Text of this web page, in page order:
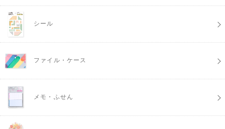
シール
ファイル・ケース
メモ・ふせん